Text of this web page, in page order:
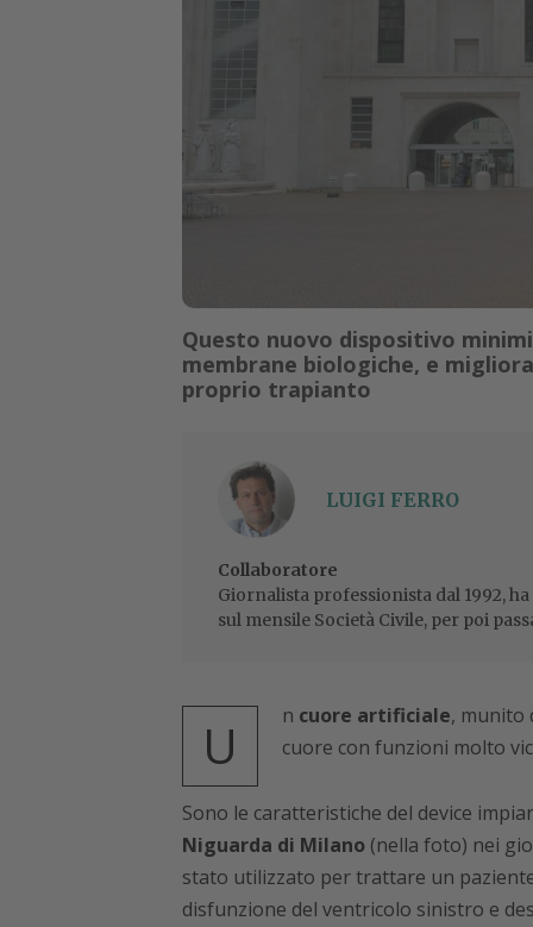
Questo nuovo dispositivo
membrane biologiche, e
proprio trapianto
LUIGI FERRO
Collaboratore
Giornalista professionista dal 1992,
sul mensile Società Civile, per poi
U n cuore artificiale, munito
cuore con funzioni molto
Sono le caratteristiche del device
Niguarda di Milano(nella foto) nei
stato utilizzato per trattare un
disfunzione del ventricolo sinistro e